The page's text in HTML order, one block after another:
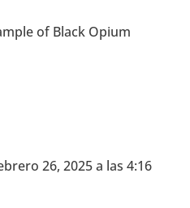
of Black Opium
26, 2025 a las 4:16